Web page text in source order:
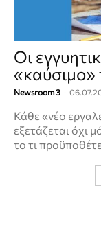
Οι
«καύσιμο»
Newsroom 3 -
Κάθε «νέο
εξετάζεται όχι
το τι